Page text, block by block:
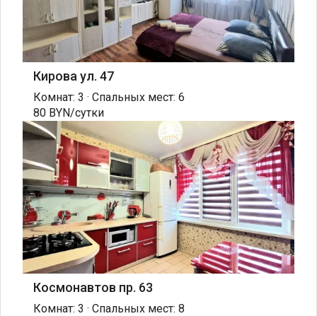
Кирова ул. 47
Комнат: 3 · Спальных мест: 6
80 BYN/сутки
Космонавтов пр. 63
Комнат: 3 · Спальных мест: 8